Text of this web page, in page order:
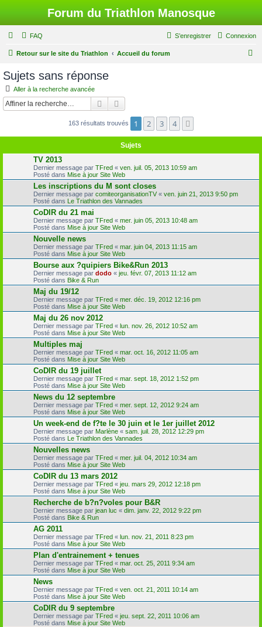
Forum du Triathlon Manosque
FAQ Connexion
S’enregistrer
Retour sur le site du Triathlon Accueil du forum
c
r
Sujets sans réponse
Aller à la recherche avancée
Rechercher
163 résultats trouvés 1 2 3 4
Sujets
TV 2013
Dernier message par TFred « ven. juil. 05, 2013 10:59 am
Posté dans Mise à jour Site Web
Les inscriptions du M sont closes
Dernier message par comiteorganisationTV « ven. juin 21, 2013 9:50 pm
Posté dans Le Triathlon des Vannades
CoDIR du 21 mai
Dernier message par TFred « mer. juin 05, 2013 10:48 am
Posté dans Mise à jour Site Web
Nouvelle news
Dernier message par TFred « mar. juin 04, 2013 11:15 am
Posté dans Mise à jour Site Web
Bourse aux ?quipiers Bike&Run 2013
Dernier message par dodo « jeu. févr. 07, 2013 11:12 am
Posté dans Bike & Run
Maj du 19/12
Dernier message par TFred « mer. déc. 19, 2012 12:16 pm
Posté dans Mise à jour Site Web
Maj du 26 nov 2012
Dernier message par TFred « lun. nov. 26, 2012 10:52 am
Posté dans Mise à jour Site Web
Multiples maj
Dernier message par TFred « mar. oct. 16, 2012 11:05 am
Posté dans Mise à jour Site Web
CoDIR du 19 juillet
Dernier message par TFred « mar. sept. 18, 2012 1:52 pm
Posté dans Mise à jour Site Web
News du 12 septembre
Dernier message par TFred « mer. sept. 12, 2012 9:24 am
Posté dans Mise à jour Site Web
Un week-end de f?te le 30 juin et le 1er juillet 2012
Dernier message par Marlène « sam. juil. 28, 2012 12:29 pm
Posté dans Le Triathlon des Vannades
Nouvelles news
Dernier message par TFred « mer. juil. 04, 2012 10:34 am
Posté dans Mise à jour Site Web
CoDIR du 13 mars 2012
Dernier message par TFred « jeu. mars 29, 2012 12:18 pm
Posté dans Mise à jour Site Web
Recherche de b?n?voles pour B&R
Dernier message par jean luc « dim. janv. 22, 2012 9:22 pm
Posté dans Bike & Run
AG 2011
Dernier message par TFred « lun. nov. 21, 2011 8:23 pm
Posté dans Mise à jour Site Web
Plan d'entrainement + tenues
Dernier message par TFred « mar. oct. 25, 2011 9:34 am
Posté dans Mise à jour Site Web
News
Dernier message par TFred « ven. oct. 21, 2011 10:14 am
Posté dans Mise à jour Site Web
CoDIR du 9 septembre
Dernier message par TFred « jeu. sept. 22, 2011 10:06 am
Posté dans Mise à jour Site Web